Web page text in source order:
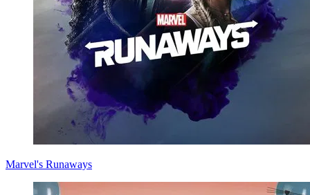
Marvel's Runaways